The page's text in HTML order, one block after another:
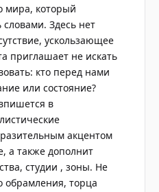
мира, который
Здесь нет
ускользающее
приглашает не искать
кто перед нами
или состояние?
в
акцентом
а также дополнит
студии , зоны. Не
обрамления, торца